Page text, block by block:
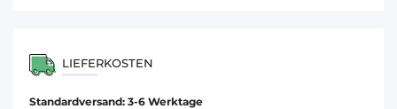
LIEFERKOSTEN
Standardversand: 3-6 Werktage